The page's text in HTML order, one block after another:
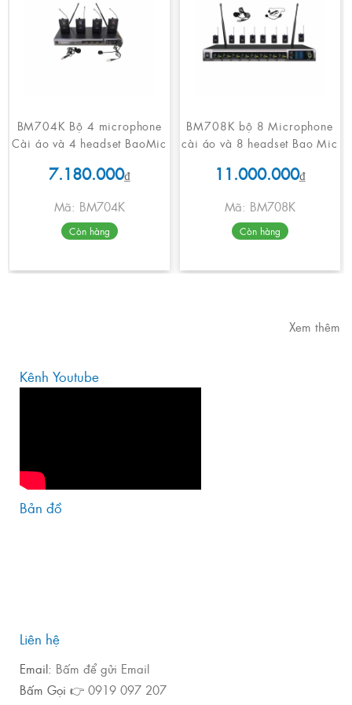
BM704K Bộ 4 microphone
Cài áo và 4 headset BaoMic
7.180.000₫
Mã: BM704K
Còn hàng
BM708K bộ 8 Microphone
cài áo và 8 headset Bao Mic
11.000.000₫
Mã: BM708K
Còn hàng
Xem thêm
Kênh Youtube
Bản đồ
Liên hệ
Email: Bấm để gửi Email
Bấm Gọi 👉 0919 097 207